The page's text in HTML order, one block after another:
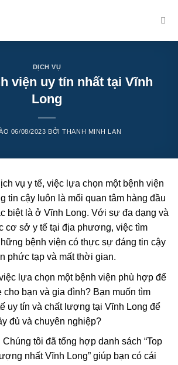
DỊCH VỤ
viện uy tín nhất tại Vĩnh
Long
06/08/2023 BỞITHANH MINH LAN
vụ y tế, việc lựa chọn một bệnh viện
tin cậy luôn là mối quan tâm hàng đầu
biệt là ở Vĩnh Long. Với sự đa dạng và
cơ sở y tế tại địa phương, việc tìm
bệnh viện có thực sự đáng tin cậy
phức tạp và mất thời gian.
lựa chọn một bệnh viện phù hợp để
cho bạn và gia đình? Bạn muốn tìm
uy tín và chất lượng tại Vĩnh Long để
đủ và chuyên nghiệp?
tôi đã tổng hợp danh sách “Top
nhất Vĩnh Long” giúp bạn có cái